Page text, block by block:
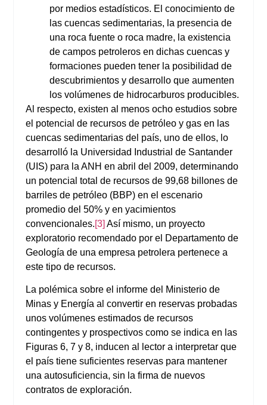
por medios estadísticos. El conocimiento de
las cuencas sedimentarias, la presencia de
una roca fuente o roca madre, la existencia
de campos petroleros en dichas cuencas y
formaciones pueden tener la posibilidad de
descubrimientos y desarrollo que aumenten
los volúmenes de hidrocarburos producibles.
Al respecto, existen al menos ocho estudios sobre
el potencial de recursos de petróleo y gas en las
cuencas sedimentarias del país, uno de ellos, lo
desarrolló la Universidad Industrial de Santander
(UIS) para la ANH en abril del 2009, determinando
un potencial total de recursos de 99,68 billones de
barriles de petróleo (BBP) en el escenario
promedio del 50% y en yacimientos
convencionales.[3] Así mismo, un proyecto
exploratorio recomendado por el Departamento de
Geología de una empresa petrolera pertenece a
este tipo de recursos.
La polémica sobre el informe del Ministerio de
Minas y Energía al convertir en reservas probadas
unos volúmenes estimados de recursos
contingentes y prospectivos como se indica en las
Figuras 6, 7 y 8, inducen al lector a interpretar que
el país tiene suficientes reservas para mantener
una autosuficiencia, sin la firma de nuevos
contratos de exploración.